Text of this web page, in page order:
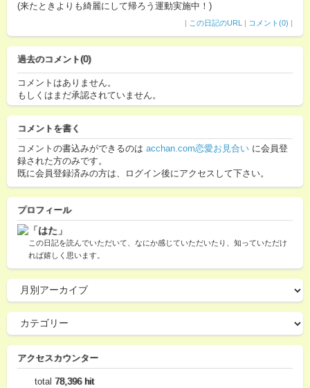
(来たときよりも綺麗にして帰ろう運動実施中！)
| この日記のURL | コメント(0) |
過去のコメント(0)
コメントはありません。
もしくはまだ承認されていません。
コメントを書く
コメントの書込みができるのは acchan.com恋愛お見合い に会員登
録された方のみです。
既に会員登録済みの方は、ログイン後にアクセスして下さい。
プロフィール
「はた」
この日記を読んでいただいて、なにか感じていただいたり、知っていただけ
れば嬉しく思います。
アクセスカウンター
total 78,396 hit